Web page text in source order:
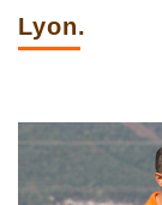
Lyon.